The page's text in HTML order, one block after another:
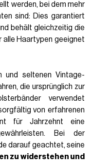
werden, bei dem mehr
sind: Dies garantiert
behält gleichzeitig die
alle Haartypen geeignet
und seltenen Vintage-
die ursprünglich zur
verwendet
von erfahrenen
für Jahrzehnt eine
Bei der
darauf geachtet, seine
zu widerstehen und